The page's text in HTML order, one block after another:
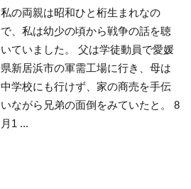
私の両親は昭和ひと桁生まれなの
で、私は幼少の頃から戦争の話を聴
いていました。 父は学徒動員で愛媛
県新居浜市の軍需工場に行き、母は
中学校にも行けず、家の商売を手伝
いながら兄弟の面倒をみていたと。 8
月1 ...